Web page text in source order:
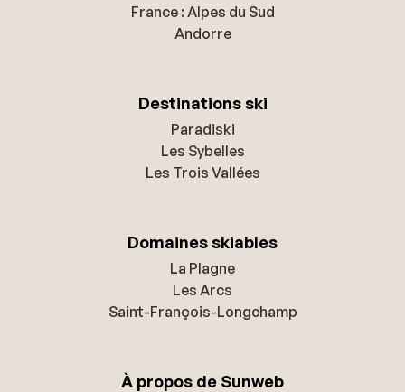
France : Alpes du Sud
Andorre
Destinations ski
Paradiski
Les Sybelles
Les Trois Vallées
Domaines skiables
La Plagne
Les Arcs
Saint-François-Longchamp
À propos de Sunweb